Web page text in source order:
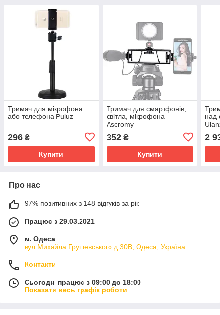
Тримач для мікрофона
або телефона Puluz
296 ₴
Купити
Тримач для смартфонів,
світла, мікрофона
Ascromy
352₴
Купити
над
2
Про нас
97% позитивних з 148 відгуків за рік
Працює з 29.03.2021
м. Одеса
вул.Михайла Грушевського д.30В, Одеса, Україна
Контакти
Сьогодні працює з 09:00 до 18:00
Показати весь графік роботи